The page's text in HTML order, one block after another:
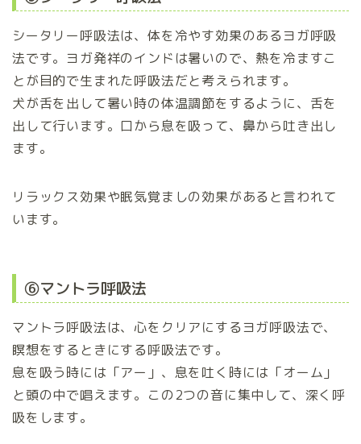
シータリー呼吸法は、体を冷やす効果のあるヨガ呼吸
法です。ヨガ発祥のインドは暑いので、熱を冷ますこ
とが目的で生まれた呼吸法だと考えられます。
犬が舌を出して暑い時の体温調節をするように、舌を
出して行います。口から息を吸って、鼻から吐き出し
ます。
リラックス効果や眠気覚ましの効果があると言われて
います。
⑥マントラ呼吸法
マントラ呼吸法は、心をクリアにするヨガ呼吸法で、
瞑想をするときにする呼吸法です。
息を吸う時には「アー」、息を吐く時には「オーム」
と頭の中で唱えます。この2つの音に集中して、深く呼
吸をします。